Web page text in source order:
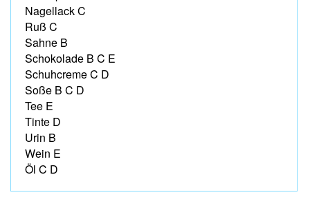
Nagellack C
Ruß C
Sahne B
Schokolade B C E
Schuhcreme C D
Soße B C D
Tee E
Tinte D
Urin B
Wein E
Öl C D